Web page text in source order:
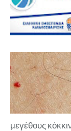
μεγέθους